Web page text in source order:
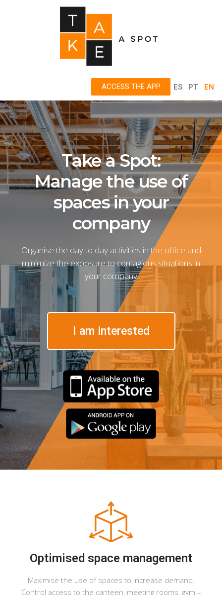
ACCESS THE APP ES PT EN
Take a Spot:
Manage the use of
spaces in your
company
Organise the day to day activities in the office and
minimize the exposure to contagious situations in
your company
I am interested
Optimised space management
Maximise the use of spaces to increase demand.
Control access to the canteen, meeting rooms, gym –